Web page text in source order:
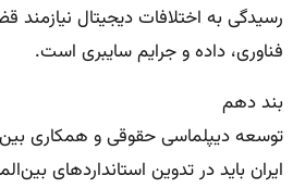
رسیدگی به اختلافات دیجیتال
فناوری، داده و جرایم سایبری است.
بند دهم
توسعه دیپلماسی حقوقی و همکاری
ایران باید در تدوین استانداردهای